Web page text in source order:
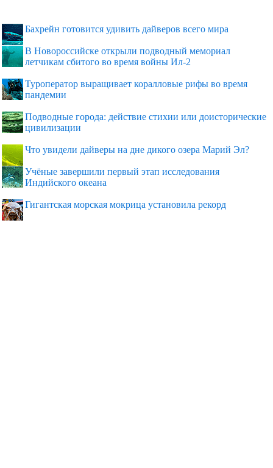
Бахрейн готовится удивить дайверов всего мира
В Новороссийске открыли подводный мемориал
летчикам сбитого во время войны Ил-2
Туроператор выращивает коралловые рифы во время
пандемии
Подводные города: действие стихии или доисторические
цивилизации
Что увидели дайверы на дне дикого озера Марий Эл?
Учёные завершили первый этап исследования
Индийского океана
Гигантская морская мокрица установила рекорд